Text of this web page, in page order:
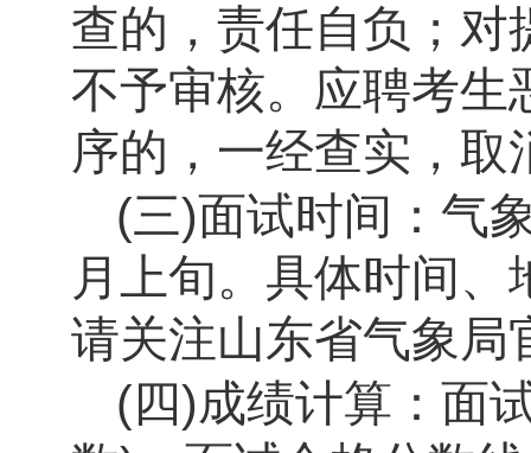
查的，责任自负；对
不予审核。应聘考生
序的，一经查实，取
(三)面试时间 ： 气
月上旬。具体时间
请关注山东省气象局
(四)成绩计算 ： 面